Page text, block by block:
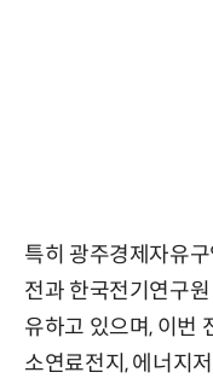
특히 광주경제자유
전과 한국전기연구
유하고 있으며, 이번
소연료전지, 에너지